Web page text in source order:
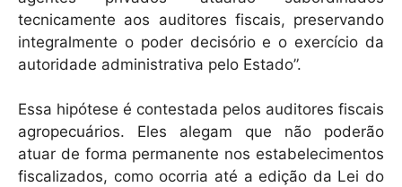
tecnicamente aos auditores fiscais, preservando
integralmente o poder decisório e o exercício da
autoridade administrativa pelo Estado”.
Essa hipótese é contestada pelos auditores fiscais
agropecuários. Eles alegam que não poderão
atuar de forma permanente nos estabelecimentos
fiscalizados, como ocorria até a edição da Lei do